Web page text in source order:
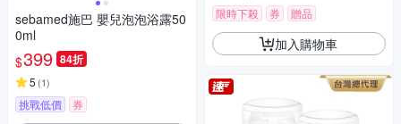
sebamed施巴 嬰兒泡泡浴露50
0ml
$399 84折
5 (1)
挑戰低價 券
限時下殺 券 贈品
加入購物車